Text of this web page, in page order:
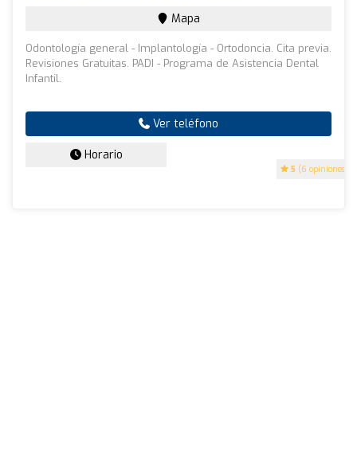
5 (6 opiniones)
Mapa
Odontología general - Implantología - Ortodoncia. Cita previa.
Revisiones Gratuitas. PADI - Programa de Asistencia Dental
Infantil.
Ver teléfono
Horario